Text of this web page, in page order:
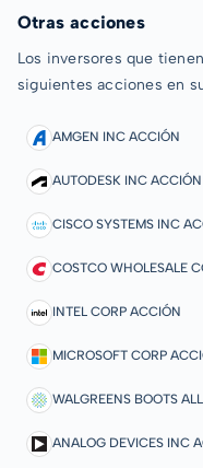
Otras acciones
Los inversores que
siguientes acciones en
AMGEN INC ACCIÓN
AUTODESK INC ACCIÓN
CISCO SYSTEMS INC
COSTCO WHOLESALE
INTEL CORP ACCIÓN
MICROSOFT CORP
WALGREENS BOOTS
ANALOG DEVICES INC